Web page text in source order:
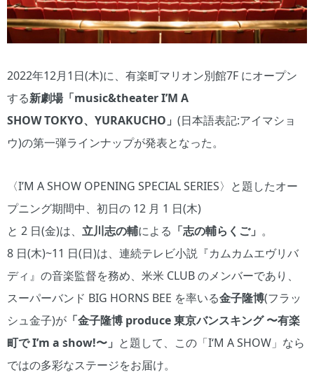
2022年12月1日(木)に、有楽町マリオン別館7F にオープン
する新劇場「music&theater I’M A
SHOW TOKYO、YURAKUCHO」 (日本語表記:アイマショ
ウ)の第一弾ラインナップが発表となった。
〈I’M A SHOW OPENING SPECIAL SERIES〉と題したオー
プニング期間中、初日の 12 月 1 日(木)
と 2 日(金)は、 立川志の輔による 「志の輔らくご」 。
8 日(木)~11 日(日)は、連続テレビ小説『カムカムエヴリバ
ディ』の音楽監督を務め、米米 CLUB のメンバーであり、
スーパーバンド BIG HORNS BEE を率いる金子隆博(フラッ
シュ金子)が 「金子隆博 produce 東京バンスキング 〜有楽
町で I’m a show!〜」 と題して、この「I‘M A SHOW」なら
ではの多彩なステージをお届け。